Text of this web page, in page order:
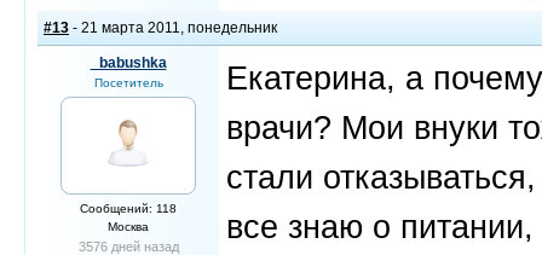
#13 - 21 марта 2011, понедельник
_babushka
Посетитель
Сообщений: 118
Москва
3576 дней назад
Екатерина, а
врачи? Мои внуки
стали
все знаю о